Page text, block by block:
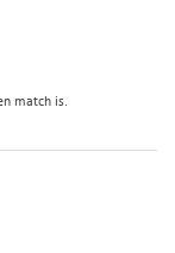
match is.